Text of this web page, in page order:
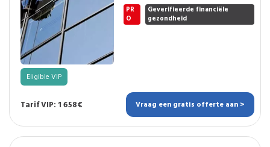
PR
O
Geverifieerde financiële
gezondheid
Eligible VIP
Tarif VIP: 1 658€ Vraag een gratis offerte aan >